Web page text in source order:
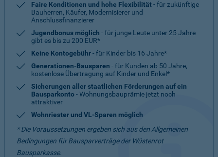
Faire Konditionen und hohe Flexibilität- für zukünftige
Bauherren, Käufer, Modernisierer und
Anschlussfinanzierer
Jugendbonus möglich - für junge Leute unter 25 Jahre
gibt es bis zu 200 EUR*
Keine Kontogebühr- für Kinder bis 16 Jahre*
Generationen-Bausparen - für Kunden ab 50 Jahre,
kostenlose Übertragung auf Kinder und Enkel*
Sicherungen aller staatlichen Förderungen auf ein
Bausparkonto- Wohnungsbauprämie jetzt noch
attraktiver
Wohnriester und VL-Sparen möglich
* Die Voraussetzungen ergeben sich aus den Allgemeinen
Bedingungen für Bausparverträge der Wüstenrot
Bausparkasse.